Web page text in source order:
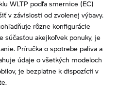
WLTP podľa smernice (EC)
v závislosti od zvolenej výbavy.
rôzne konfigurácie
súčasťou akejkoľvek ponuky, je
Príručka o spotrebe paliva a
údaje o všetkých modeloch
je bezplatne k dispozícii v